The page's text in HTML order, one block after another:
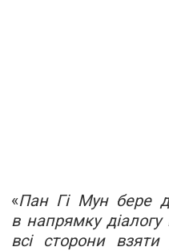
«Пан Гі Мун бере
в напрямку діалогу
всі сторони взяти